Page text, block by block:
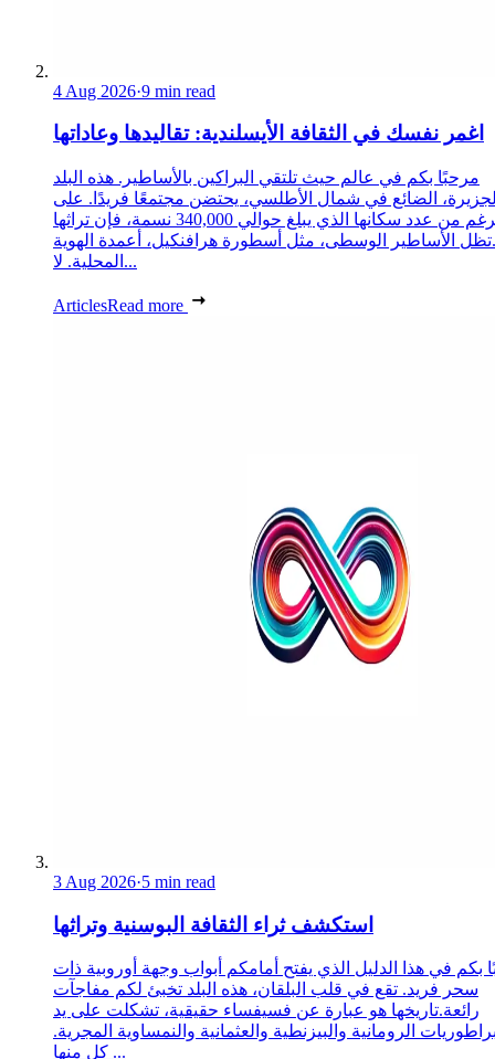
4 Aug 2026·9 min read
اغمر نفسك في الثقافة الأيسلندية: تقاليدها وعاداتها
مرحبًا بكم في عالم حيث تلتقي البراكين بالأساطير. هذه البلد
الضائع في شمال الأطلسي، يحتضن مجتمعًا فريدًا. على
الرغم من عدد سكانها الذي يبلغ حوالي 340,000 نسمة، فإن تراثها
الأساطير الوسطى، مثل أسطورة هرافنكيل، أعمدة الهوية
المحلية. لا...
ArticlesRead more
3 Aug 2026·5 min read
استكشف ثراء الثقافة البوسنية وتراثها
بكم في هذا الدليل الذي يفتح أمامكم أبواب وجهة أوروبية ذات
سحر فريد. تقع في قلب البلقان، هذه البلد تخبئ لكم مفاجآت
رائعة.تاريخها هو عبارة عن فسيفساء حقيقية، تشكلت على يد
الرومانية والبيزنطية والعثمانية والنمساوية المجرية.
كل منها ...